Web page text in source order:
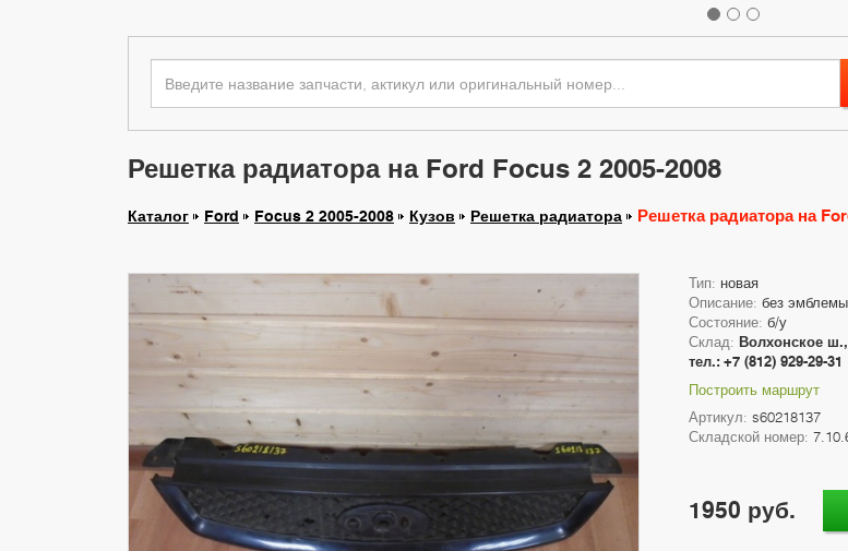
Решетка радиатора на Ford Focus 2 2005-2008
Каталог Ford Focus 2 2005-2008 Кузов Решетка радиатора Решетка радиатора на
Тип: новая
Описание: без эмблемы
Состояние: б/у
Склад: Волхонское ш.,
тел.: +7 (812) 929-29-31
Построить маршрут
Артикул: s60218137
Складской номер:
1950 руб.